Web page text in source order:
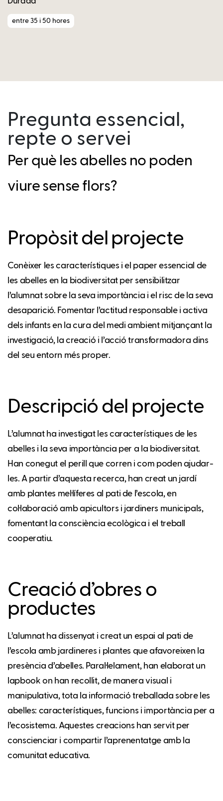
entre 35 i 50 hores
Pregunta essencial,
repte o servei
Per què les abelles no poden
viure sense flors?
Propòsit del projecte
Conèixer les característiques i el paper essencial de
les abelles en la biodiversitat per sensibilitzar
l’alumnat sobre la seva importància i el risc de la seva
desaparició. Fomentar l’actitud responsable i activa
dels infants en la cura del medi ambient mitjançant la
investigació, la creació i l’acció transformadora dins
del seu entorn més proper.
Descripció del projecte
L’alumnat ha investigat les característiques de les
abelles i la seva importància per a la biodiversitat.
Han conegut el perill que corren i com poden ajudar-
les. A partir d’aquesta recerca, han creat un jardí
amb plantes mel·líferes al pati de l’escola, en
col·laboració amb apicultors i jardiners municipals,
fomentant la consciència ecològica i el treball
cooperatiu.
Creació d’obres o
productes
L’alumnat ha dissenyat i creat un espai al pati de
l’escola amb jardineres i plantes que afavoreixen la
presència d’abelles. Paral·lelament, han elaborat un
lapbook on han recollit, de manera visual i
manipulativa, tota la informació treballada sobre les
abelles: característiques, funcions i importància per a
l’ecosistema. Aquestes creacions han servit per
conscienciar i compartir l’aprenentatge amb la
comunitat educativa.